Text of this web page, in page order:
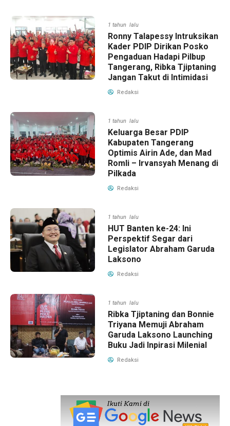
1 tahun lalu
Ronny Talapessy Intruksikan
Kader PDIP Dirikan Posko
Pengaduan Hadapi Pilbup
Tangerang, Ribka Tjiptaning
Jangan Takut di Intimidasi
Redaksi
1 tahun lalu
Keluarga Besar PDIP
Kabupaten Tangerang
Optimis Airin Ade, dan Mad
Romli – Irvansyah Menang di
Pilkada
Redaksi
1 tahun lalu
HUT Banten ke-24: Ini
Perspektif Segar dari
Legislator Abraham Garuda
Laksono
Redaksi
1 tahun lalu
Ribka Tjiptaning dan Bonnie
Triyana Memuji Abraham
Garuda Laksono Launching
Buku Jadi Inpirasi Milenial
Redaksi